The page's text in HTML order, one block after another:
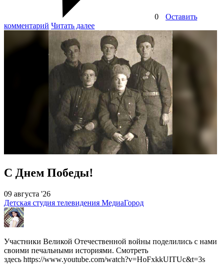
0
Оставить
комментарий Читать далее
С Днем Победы!
09 августа '26
Детская студия телевидения МедиаГород
Участники Великой Отечественной войны поделились с нами
своими печальными историями. Смотреть
здесь https://www.youtube.com/watch?v=HoFxkkUITUc&t=3s